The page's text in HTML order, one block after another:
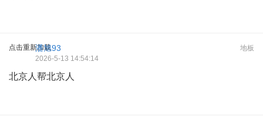
点击重新加载 地板
潘旭93
2026-5-13 14:54:14
北京人帮北京人